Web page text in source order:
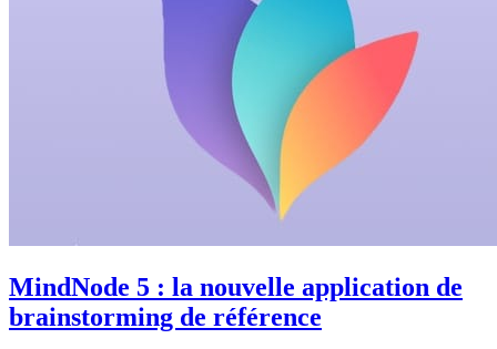
MindNode 5 : la nouvelle application de
brainstorming de référence